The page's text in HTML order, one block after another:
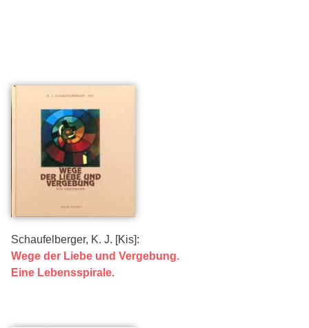
Schaufelberger, K. J. [Kis]:
Wege der Liebe und Vergebung.
Eine Lebensspirale.